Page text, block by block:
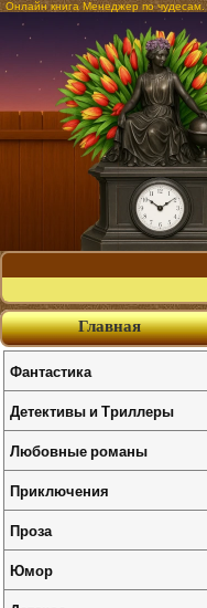
Онлайн книга Менеджер по
Главная
Фантастика
Детективы и Триллеры
Любовные романы
Приключения
Проза
Юмор